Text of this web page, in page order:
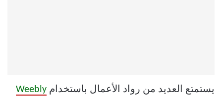
يستمتع العديد من رواد الأعمال باستخدام Weebly